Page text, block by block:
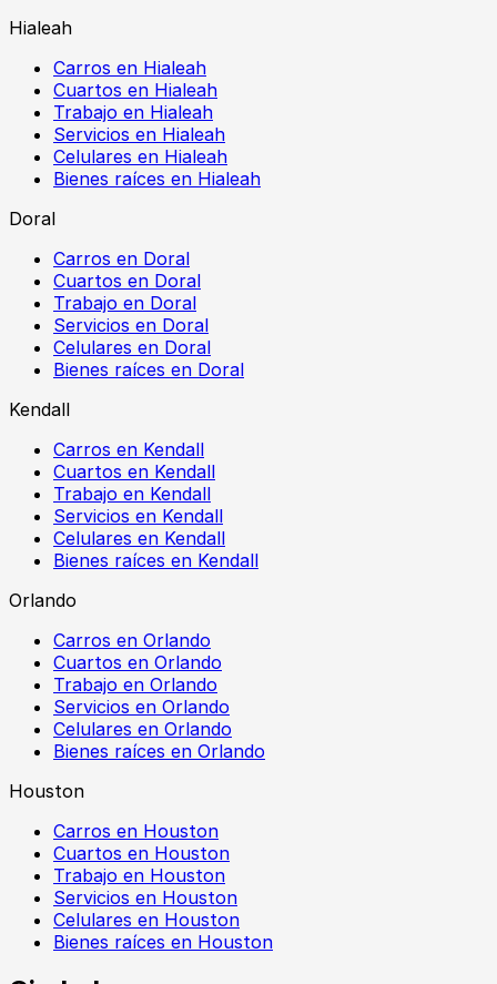
Hialeah
Carros en Hialeah
Cuartos en Hialeah
Trabajo en Hialeah
Servicios en Hialeah
Celulares en Hialeah
Bienes raíces en Hialeah
Doral
Carros en Doral
Cuartos en Doral
Trabajo en Doral
Servicios en Doral
Celulares en Doral
Bienes raíces en Doral
Kendall
Carros en Kendall
Cuartos en Kendall
Trabajo en Kendall
Servicios en Kendall
Celulares en Kendall
Bienes raíces en Kendall
Orlando
Carros en Orlando
Cuartos en Orlando
Trabajo en Orlando
Servicios en Orlando
Celulares en Orlando
Bienes raíces en Orlando
Houston
Carros en Houston
Cuartos en Houston
Trabajo en Houston
Servicios en Houston
Celulares en Houston
Bienes raíces en Houston